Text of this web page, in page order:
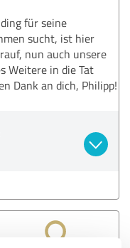
für seine
sucht, ist hier
nun auch unsere
Weitere in die Tat
Dank an dich, Philipp!